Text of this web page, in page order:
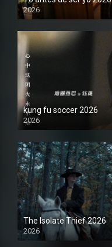
2026
1080P
kung fu soccer 2026
2026
1080P
The Isolate Thief 2026
2026
1080P